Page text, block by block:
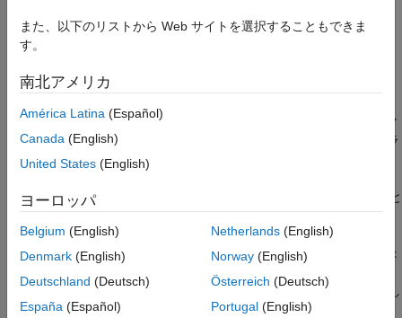
項目一覧
構文
例
入力引数
ヒント
バージョン履歴
mexcuda option1 ... optionN filenames
説明
mexcuda filenames
ブラリにリンクします。この関数は CUDA
C++ フレームワーク
を使用して作成された MEX ファイルを NVIDIA
コンパイラ
でコンパイルすることで、これらのファイルでの GPU カーネル
MEX API を表示し、MEX ファイルによる GPU 配列の読み取りと
書き込みを可能にします。
mexcudaは MATLAB 関数 の拡張です。mexcuda mex
によってサポートされるコンパイラの一部のみをサポートしま
す。詳細については、
サポートされるホスト コンパイラ
を参照し
てください。
また、以下のリストから Web サイトを選択することもできま
す。
南北アメリカ
América Latina (Español)
Canada (English)
United States (English)
ヨーロッパ
Belgium (English)
Denmark (English)
Deutschland (Deutsch)
España (Español)
Netherlands(English)
Norway(English)
Österreich (Deutsch)
Portugal(English)